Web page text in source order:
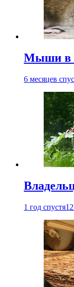
Мыши в
6 месяцев
1 год спустя